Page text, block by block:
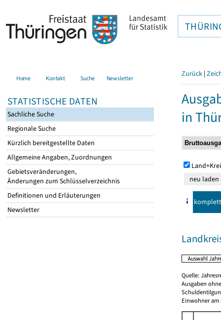
Home Kontakt Suche Newsletter
STATISTISCHE DATEN
Sachliche Suche
Regionale Suche
Kürzlich bereitgestellte Daten
Allgemeine Angaben, Zuordnungen
Gebietsveränderungen,
Änderungen zum Schlüsselverzeichnis
Definitionen und Erläuterungen
Newsletter
Zurück |
in
komplett
Quelle:
Ausgaben
Einwohner am